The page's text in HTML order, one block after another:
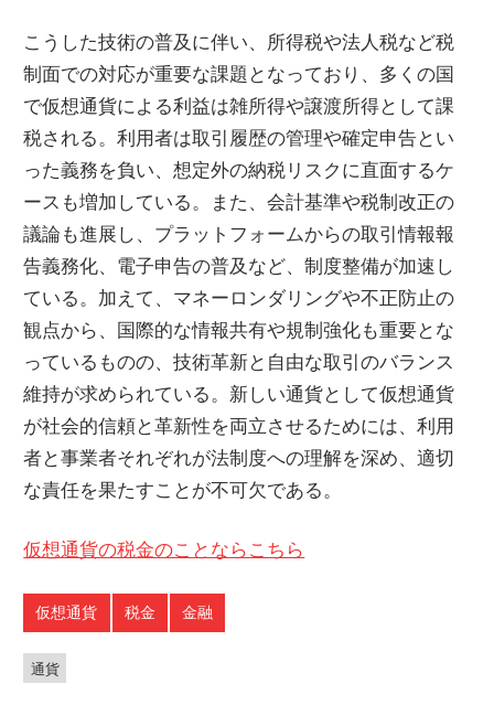
こうした技術の普及に伴い、所得税や法人税など税
制面での対応が重要な課題となっており、多くの国
で仮想通貨による利益は雑所得や譲渡所得として課
税される。利用者は取引履歴の管理や確定申告とい
った義務を負い、想定外の納税リスクに直面するケ
ースも増加している。また、会計基準や税制改正の
議論も進展し、プラットフォームからの取引情報報
告義務化、電子申告の普及など、制度整備が加速し
ている。加えて、マネーロンダリングや不正防止の
観点から、国際的な情報共有や規制強化も重要とな
っているものの、技術革新と自由な取引のバランス
維持が求められている。新しい通貨として仮想通貨
が社会的信頼と革新性を両立させるためには、利用
者と事業者それぞれが法制度への理解を深め、適切
な責任を果たすことが不可欠である。
仮想通貨の税金のことならこちら
仮想通貨 税金 金融
通貨